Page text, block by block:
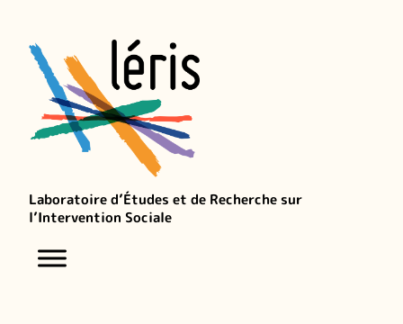
Laboratoire d’Études et de Recherche sur
l’Intervention Sociale